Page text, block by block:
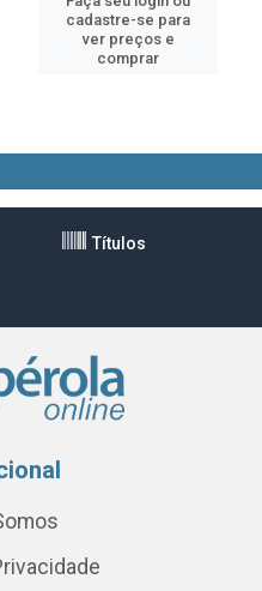
cadastre-se para
ver preços e
comprar
Títulos